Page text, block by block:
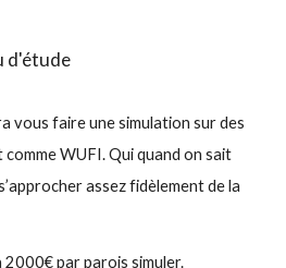
d'étude
vous faire une simulation sur des
WUFI. Qui quand on sait
assez fidèlement de la
par parois simuler.